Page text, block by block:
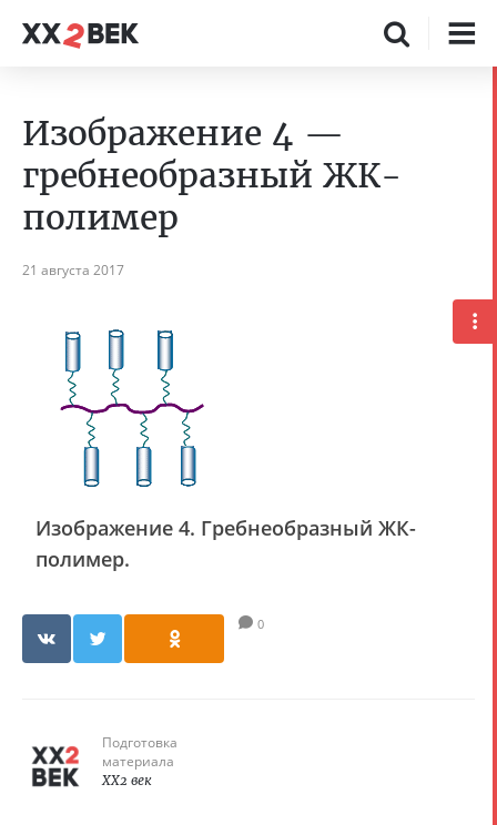
Изображение 4 —
гребнеобразный ЖК-
полимер
21 августа 2017
Изображение 4. Гребнеобразный ЖК-
полимер.
0
Подготовка
материала
XX2 век